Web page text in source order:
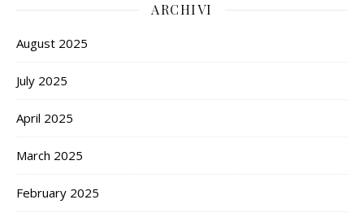
ARCHIVI
August 2025
July 2025
April 2025
March 2025
February 2025